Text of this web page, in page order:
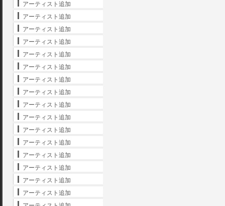
アーティスト追加
アーティスト追加
アーティスト追加
アーティスト追加
アーティスト追加
アーティスト追加
アーティスト追加
アーティスト追加
アーティスト追加
アーティスト追加
アーティスト追加
アーティスト追加
アーティスト追加
アーティスト追加
アーティスト追加
アーティスト追加